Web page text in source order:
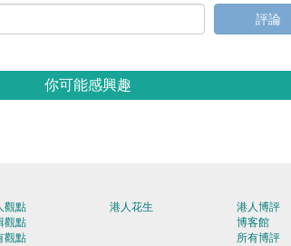
評論
你可能感興趣
觀點
觀點
觀點
港人花生
港人博評
博客館
所有博評